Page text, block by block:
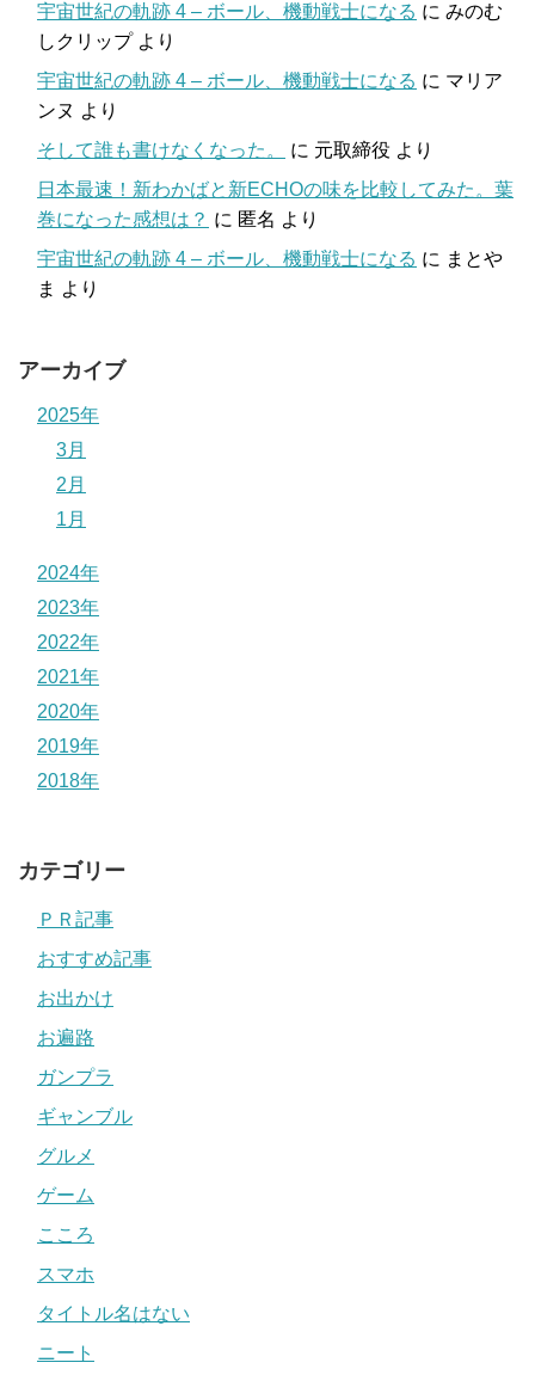
宇宙世紀の軌跡 4 – ボール、機動戦士になる に みのむ
しクリップより
宇宙世紀の軌跡 4 – ボール、機動戦士になる に マリア
ンヌ より
そして誰も書けなくなった。
に 元取締役 より
日本最速！新わかばと新ECHOの味を比較してみた。葉
巻になった感想は？ に 匿名 より
宇宙世紀の軌跡 4 – ボール、機動戦士になる に まとや
ま より
アーカイブ
2025年
3月
2月
1月
2024年
2023年
2022年
2021年
2020年
2019年
2018年
カテゴリー
ＰＲ記事
おすすめ記事
お出かけ
お遍路
ガンプラ
ギャンブル
グルメ
ゲーム
こころ
スマホ
タイトル名はない
ニート